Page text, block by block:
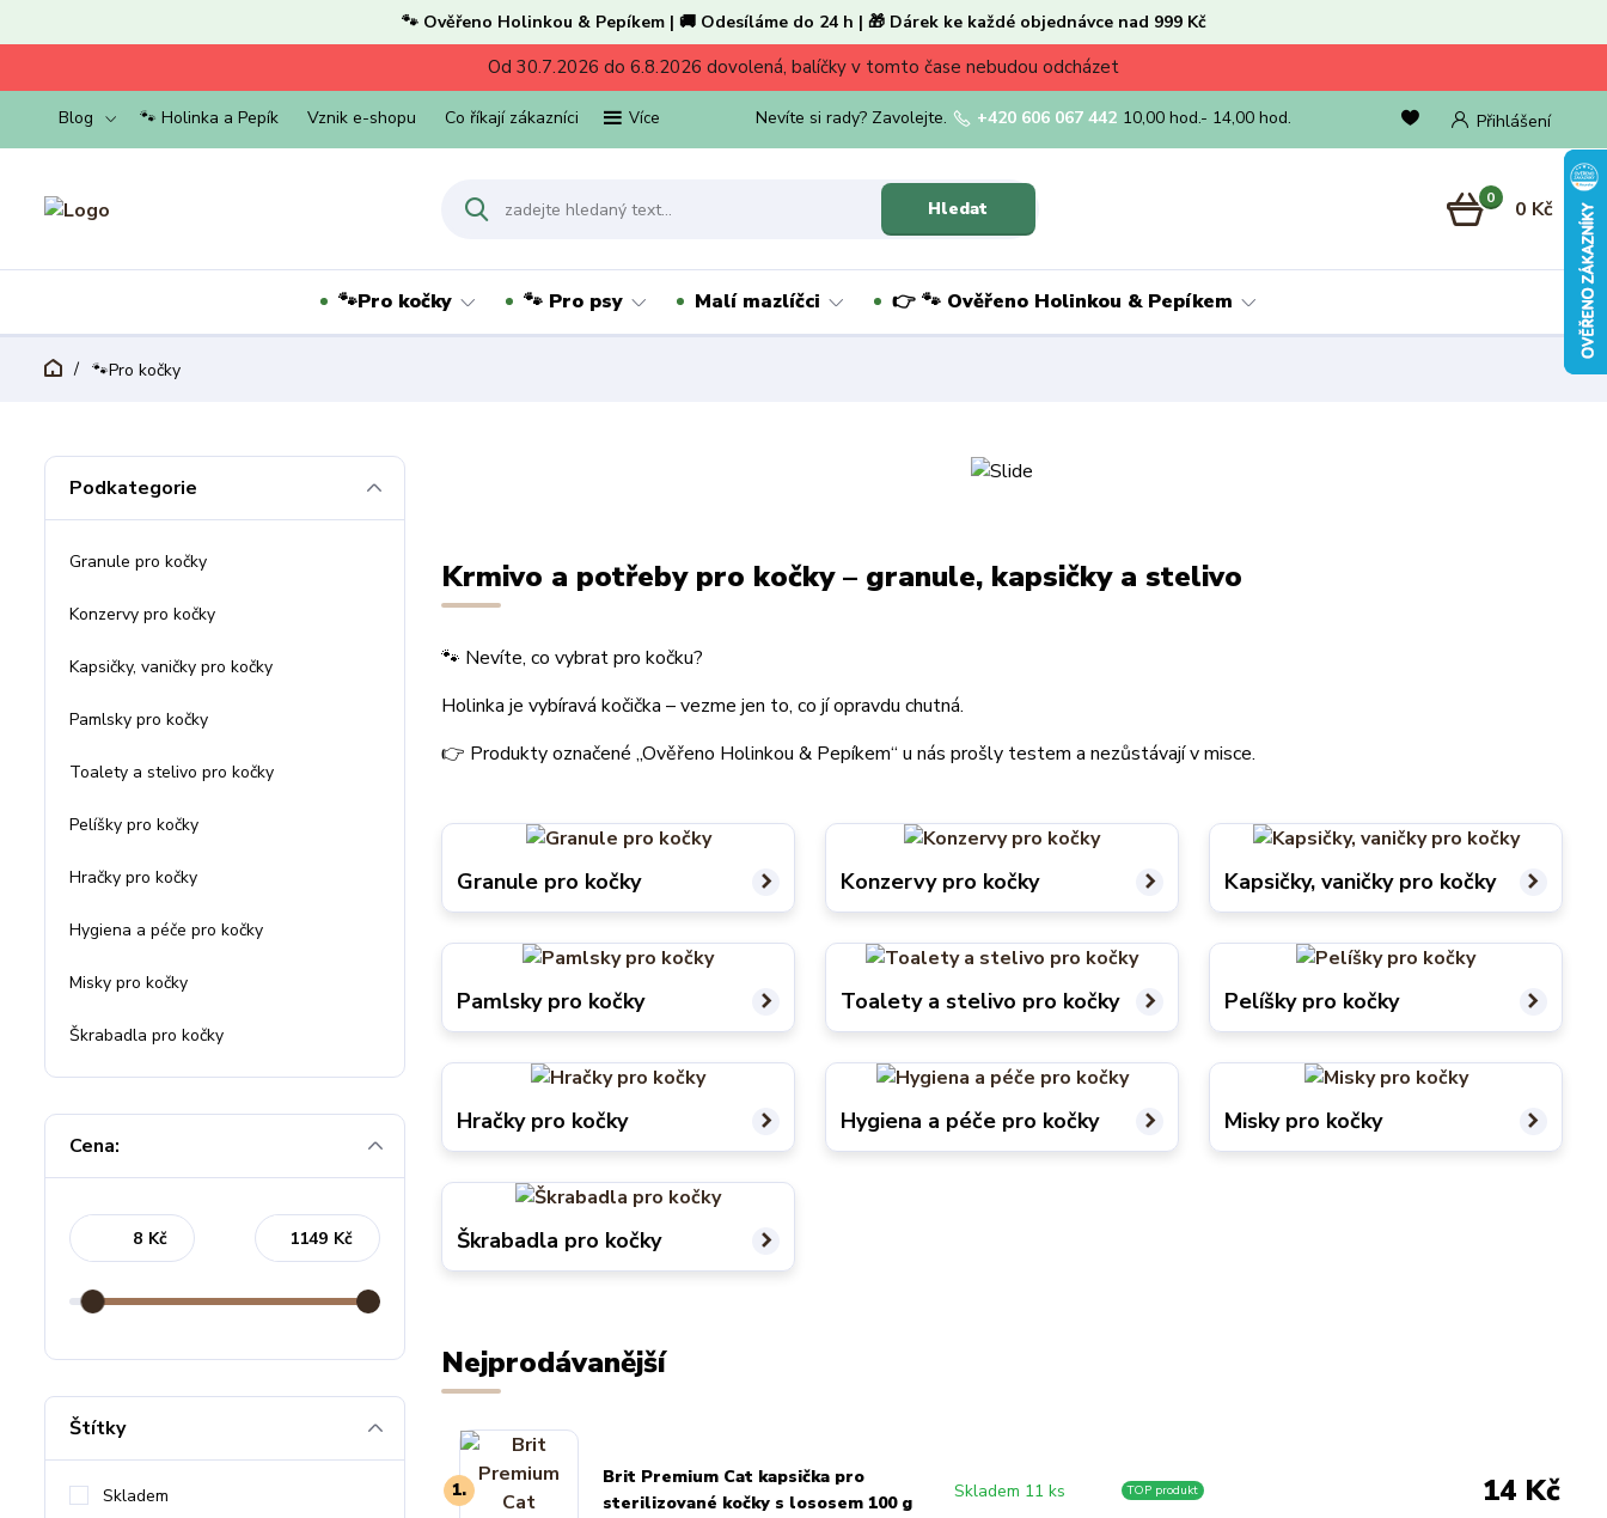
🐾 Ověřeno Holinkou & Pepíkem | 🚚 Odesíláme do 24 h | 🎁 Dárek ke každé objednávce nad 999 Kč
Od 30.7.2026 do 6.8.2026 dovolená, balíčky v tomto čase nebudou odcházet
Blog 🐾 Holinka a Pepík Vznik e-shopu Co říkají zákazníci Více Přihlášení
Hledat
Nevíte si rady? Zavolejte. +420 606 067 442 10,00 hod.- 14,00 hod.
0 0 Kč
🐾Pro kočky 🐾 Pro psy Malí mazlíčci 👉 🐾 Ověřeno Holinkou & Pepíkem
🐾Pro kočky
Krmivo a potřeby pro kočky – granule, kapsičky a stelivo
🐾 Nevíte, co vybrat pro kočku?
Holinka je vybíravá kočička – vezme jen to, co jí opravdu chutná.
👉 Produkty označené „Ověřeno Holinkou & Pepíkem“ u nás prošly testem a nezůstávají v misce.
Granule pro kočky Konzervy pro kočky Kapsičky, vaničky pro kočky
Pamlsky pro kočky Toalety a stelivo pro kočky Pelíšky pro kočky
Hračky pro kočky Hygiena a péče pro kočky Misky pro kočky
Škrabadla pro kočky
Nejprodávanější
1.
Brit Premium Cat kapsička pro
sterilizované kočky s lososem 100 g
Skladem 11 ks TOP produkt 14 Kč
Podkategorie
Granule pro kočky
Konzervy pro kočky
Kapsičky, vaničky pro kočky
Pamlsky pro kočky
Toalety a stelivo pro kočky
Pelíšky pro kočky
Hračky pro kočky
Hygiena a péče pro kočky
Misky pro kočky
Škrabadla pro kočky
Cena:
Kč Kč
Štítky
Skladem